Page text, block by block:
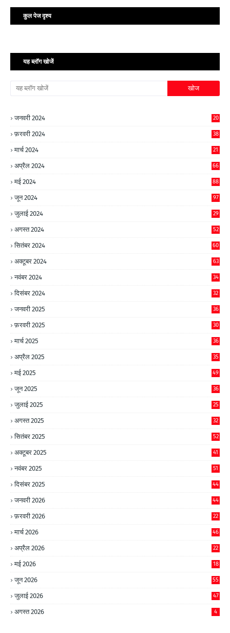
कुल पेज दृश्य
यह ब्लॉग खोजें
जनवरी 2024 20
फ़रवरी 2024 38
मार्च 2024 21
अप्रैल 2024 66
मई 2024 88
जून 2024 97
जुलाई 2024 29
अगस्त 2024 52
सितंबर 2024 60
अक्टूबर 2024 63
नवंबर 2024 34
दिसंबर 2024 32
जनवरी 2025 36
फ़रवरी 2025 30
मार्च 2025 36
अप्रैल 2025 35
मई 2025 49
जून 2025 36
जुलाई 2025 25
अगस्त 2025 32
सितंबर 2025 52
अक्टूबर 2025 41
नवंबर 2025 51
दिसंबर 2025 44
जनवरी 2026 44
फ़रवरी 2026 22
मार्च 2026 46
अप्रैल 2026 22
मई 2026 18
जून 2026 55
जुलाई 2026 47
अगस्त 2026 4